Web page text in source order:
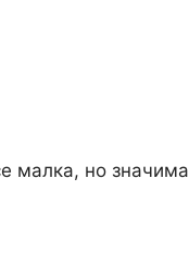
малка, но значима